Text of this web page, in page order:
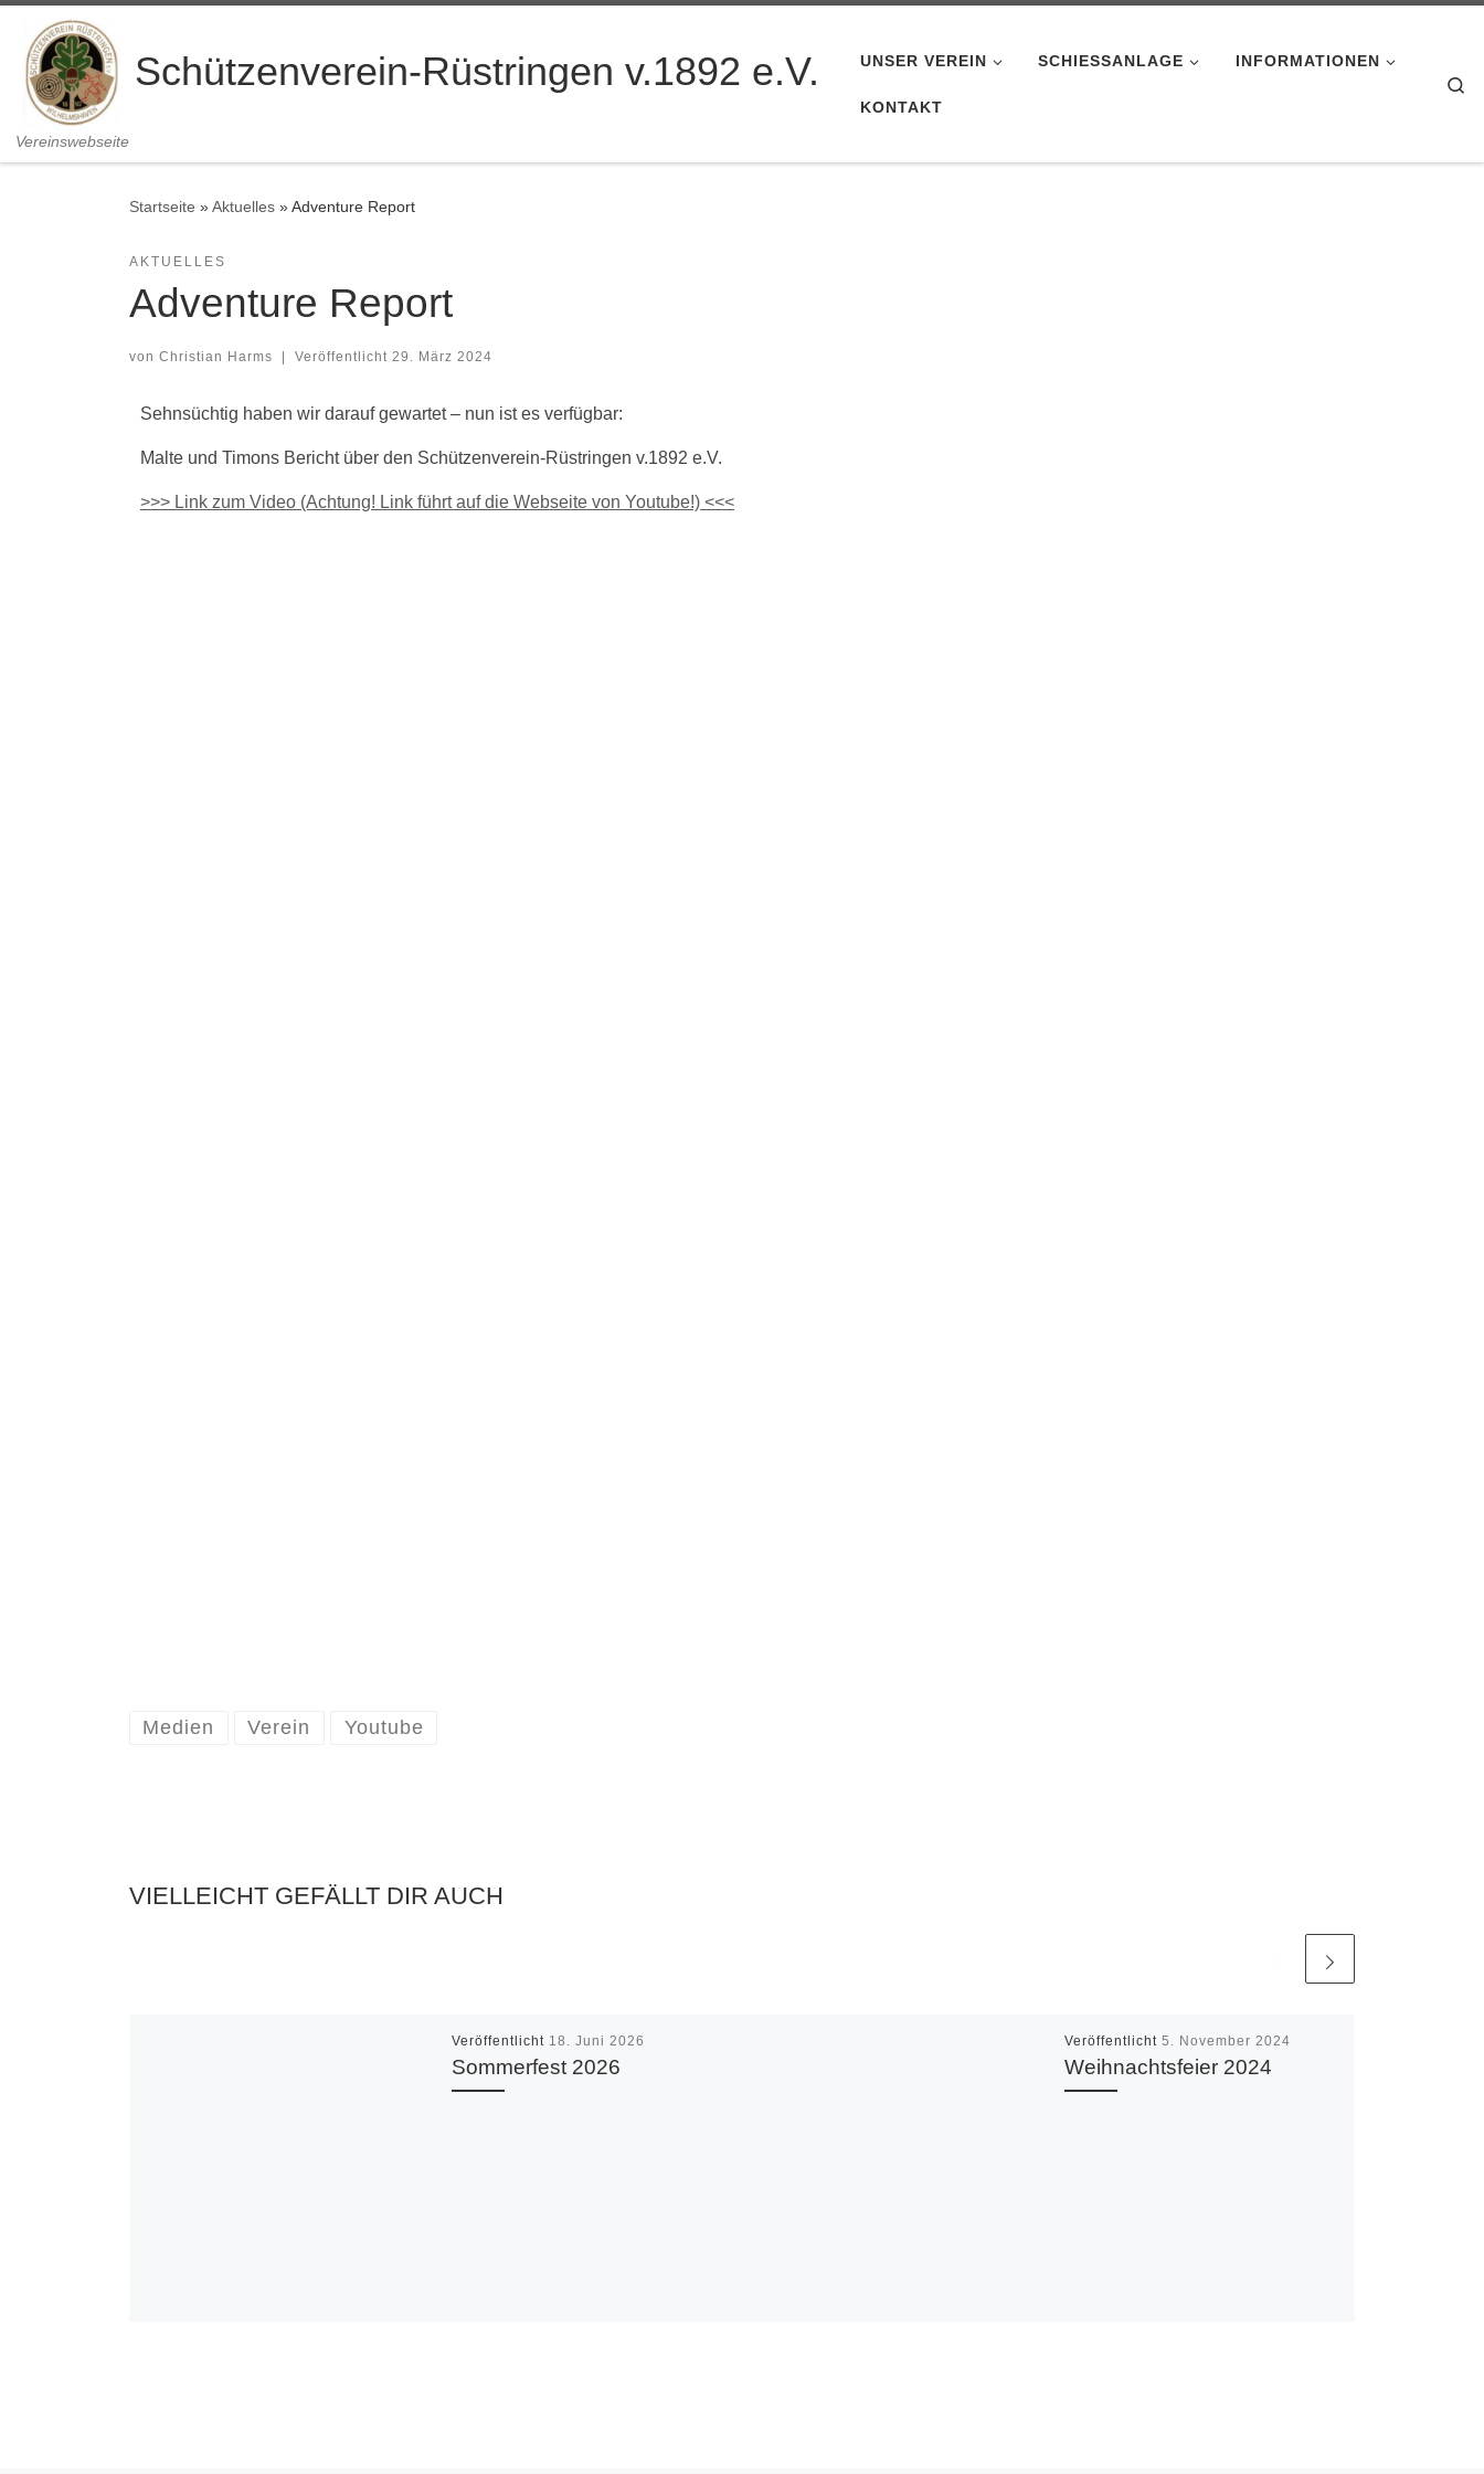
Zum Inhalt springen
Schützenverein-Rüstringen v.1892 e.V.
Vereinswebseite
UNSER VEREIN SCHIESSANLAGE INFORMATIONEN
KONTAKT
Startseite »Aktuelles »Adventure Report
AKTUELLES
Adventure Report
von Christian Harms Veröffentlicht 29. März 2024
Sehnsüchtig haben wir darauf gewartet – nun ist es verfügbar:
Malte und Timons Bericht über den Schützenverein-Rüstringen v.1892 e.V.
>>> Link zum Video (Achtung! Link führt auf die Webseite von Youtube!) <<<
Medien Verein Youtube
VIELLEICHT GEFÄLLT DIR AUCH
Veröffentlicht 18. Juni 2026
Sommerfest 2026
Veröffentlicht 5. November 2024
Weihnachtsfeier 2024